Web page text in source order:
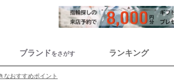
ブランドをさがす ランキング
なおすすめポイント